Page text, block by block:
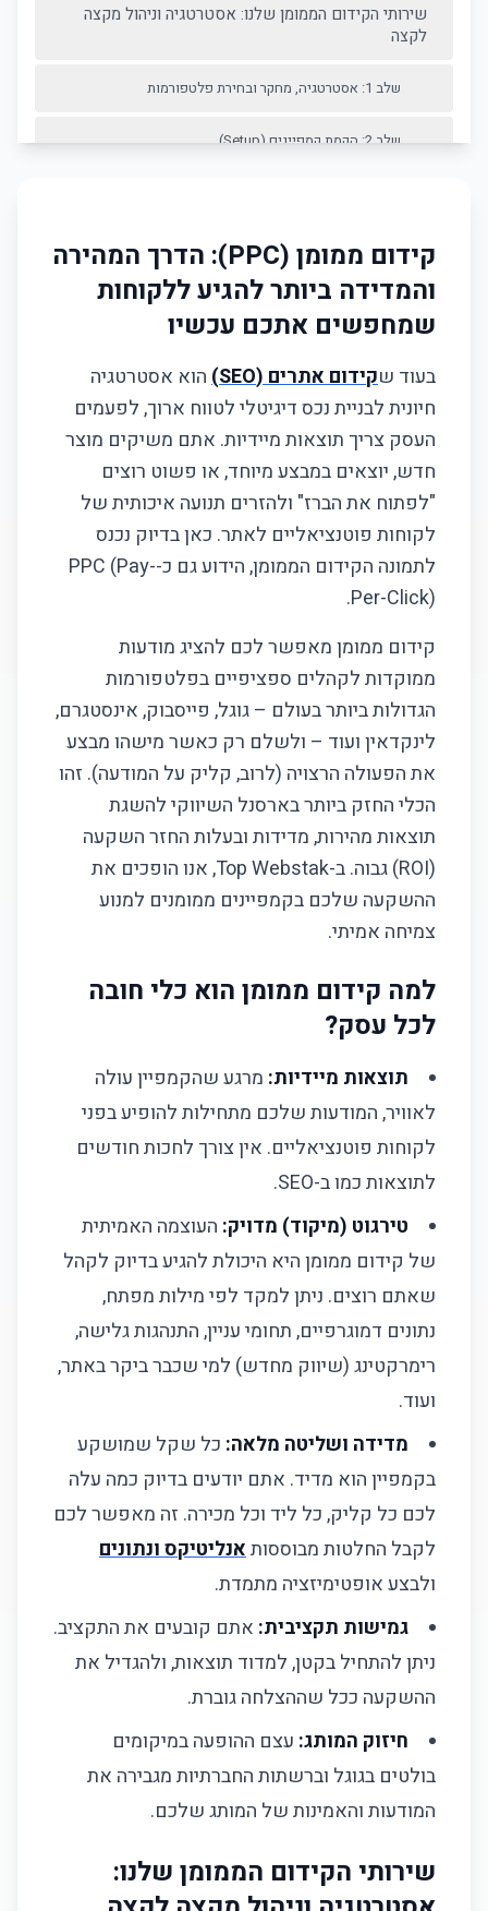
שירותי הקידום הממומן שלנו: אסטרטגיה וניהול מקצה
לקצה
שלב 1: אסטרטגיה, מחקר ובחירת פלטפורמות
שלב 2: הקמת קמפיינים (Setup)
התמחות במגוון פלטפורמות פרסום
היתרונות שלנו
אופטימיזציה
פילוח קהלים
ניהול תקציב
היתרונות שלנו
תהליך העבודה שלנו
מחקר והכנה
אסטרטגיה
הקמה והפעלה
מעקב ואופטימיזציה
החנויות שבנינו מדברות בעד עצמן
קמפיין Google Ads
קמפיין Instagram
מה לקוחות חושבים עלינו?
שאלות נפוצות
כמה זמן לוקח לראות תוצאות מקמפיין ממומן?
מה התקציב המינימלי הנדרש לקמפיין?
באילו פלטפורמות כדאי לפרסם?
איך מודדים את ההצלחה של הקמפיין?
מחירון שירותים
קמפיין בסיסי
קמפיין מתקדם
קמפיין פרימיום
Top Webstak - בנייה וקידום אתרים (מבית עדי פון
תקשורת)
קישורים מהירים
השירותים שלנו
קידום ממומן (PPC): הדרך המהירה
והמדידה ביותר להגיע ללקוחות
שמחפשים אתכם עכשיו
בעוד שקידום אתרים (SEO)
הוא אסטרטגיה
חיונית לבניית נכס דיגיטלי לטווח ארוך, לפעמים
העסק צריך תוצאות מיידיות. אתם משיקים מוצר
חדש, יוצאים במבצע מיוחד, או פשוט רוצים
"לפתוח את הברז" ולהזרים תנועה איכותית של
לקוחות פוטנציאליים לאתר. כאן בדיוק נכנס
לתמונה הקידום הממומן, הידוע גם כ-PPC (Pay-
Per-Click).
קידום ממומן מאפשר לכם להציג מודעות
ממוקדות לקהלים ספציפיים בפלטפורמות
הגדולות ביותר בעולם – גוגל, פייסבוק, אינסטגרם,
לינקדאין ועוד – ולשלם רק כאשר מישהו מבצע
את הפעולה הרצויה (לרוב, קליק על המודעה). זהו
הכלי החזק ביותר בארסנל השיווקי להשגת
תוצאות מהירות, מדידות ובעלות החזר השקעה
(ROI) גבוה. ב-Top Webstak, אנו הופכים את
ההשקעה שלכם בקמפיינים ממומנים למנוע
צמיחה אמיתי.
למה קידום ממומן הוא כלי חובה
לכל עסק?
תוצאות מיידיות: מרגע שהקמפיין עולה
לאוויר, המודעות שלכם מתחילות להופיע בפני
לקוחות פוטנציאליים. אין צורך לחכות חודשים
לתוצאות כמו ב-SEO.
טירגוט (מיקוד) מדויק: העוצמה האמיתית
של קידום ממומן היא היכולת להגיע בדיוק לקהל
שאתם רוצים. ניתן למקד לפי מילות מפתח,
נתונים דמוגרפיים, תחומי עניין, התנהגות גלישה,
רימרקטינג (שיווק מחדש) למי שכבר ביקר באתר,
ועוד.
מדידה ושליטה מלאה: כל שקל שמושקע
בקמפיין הוא מדיד. אתם יודעים בדיוק כמה עלה
לכם כל קליק, כל ליד וכל מכירה. זה מאפשר לכם
לקבל החלטות מבוססותאנליטיקס ונתונים
ולבצע אופטימיזציה מתמדת.
גמישות תקציבית: אתם קובעים את התקציב.
ניתן להתחיל בקטן, למדוד תוצאות, ולהגדיל את
ההשקעה ככל שההצלחה גוברת.
חיזוק המותג: עצם ההופעה במיקומים
בולטים בגוגל וברשתות החברתיות מגבירה את
המודעות והאמינות של המותג שלכם.
שירותי הקידום הממומן שלנו: